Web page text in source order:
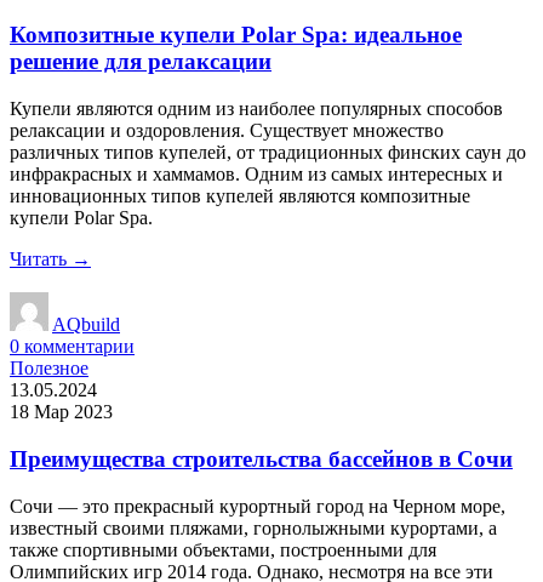
Композитные купели Polar Spa: идеальное
решение для релаксации
Купели являются одним из наиболее популярных способов
релаксации и оздоровления. Существует множество
различных типов купелей, от традиционных финских саун до
инфракрасных и хаммамов. Одним из самых интересных и
инновационных типов купелей являются композитные
купели Polar Spa.
Читать →
AQbuild
0 комментарии
Полезное
13.05.2024
18 Мар 2023
Преимущества строительства бассейнов в Сочи
Сочи — это прекрасный курортный город на Черном море,
известный своими пляжами, горнолыжными курортами, а
также спортивными объектами, построенными для
Олимпийских игр 2014 года. Однако, несмотря на все эти